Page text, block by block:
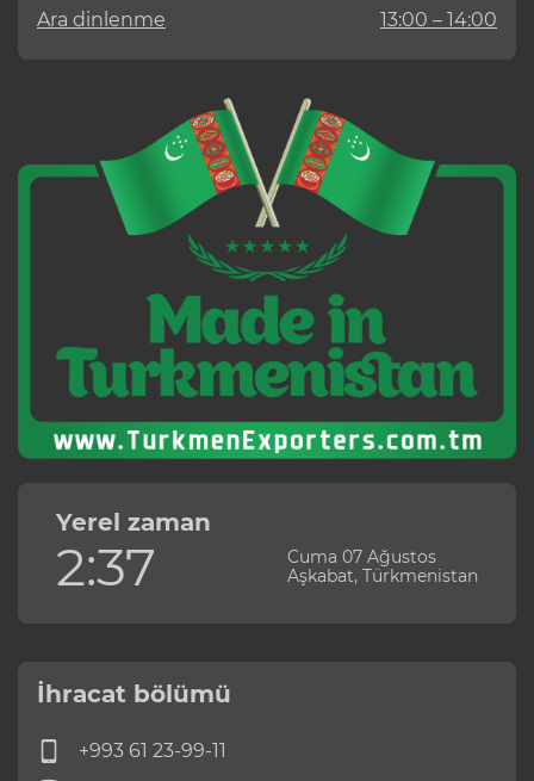
Ara dinlenme
13:00 – 14:00
Yerel zaman
2:37
Cuma 07 Ağustos
Aşkabat, Türkmenistan
İhracat bölümü
+993 61 23-99-11